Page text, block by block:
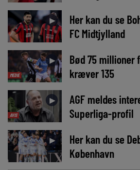
►
Her kan du se
FC Midtjylland
MEDIE
►
Bød 75 millioner
kræver 135
AVIS
►
AGF meldes
Superliga-profil
►
Her kan du se
København